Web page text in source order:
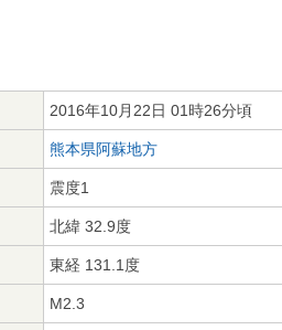
2016年10月22日 01時26分頃
熊本県阿蘇地方
震度1
北緯 32.9度
東経 131.1度
M2.3